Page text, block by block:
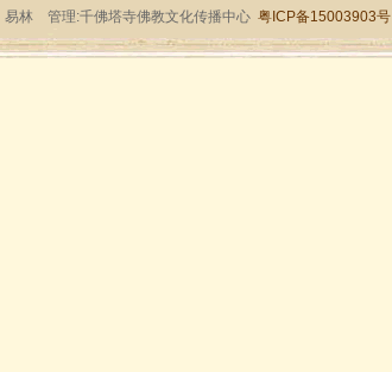
易林 管理:千佛塔寺佛教文化传播中心 粤ICP备15003903号